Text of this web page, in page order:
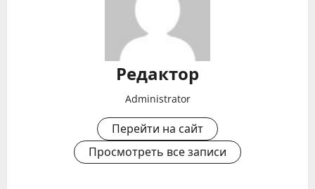
Редактор
Administrator
Перейти на сайт
Просмотреть все записи